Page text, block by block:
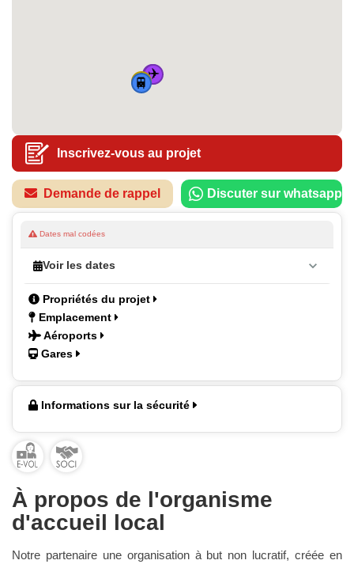
🏠
🚆
✈️
✈️
Inscrivez-vous au projet
Demande de rappel Discuter sur whatsapp
Dates mal codées
Voir les dates
Propriétés du projet
Emplacement
Aéroports
Gares
Informations sur la sécurité
À propos de l'organisme
d'accueil local
Notre partenaire une organisation à but non lucratif, créée en